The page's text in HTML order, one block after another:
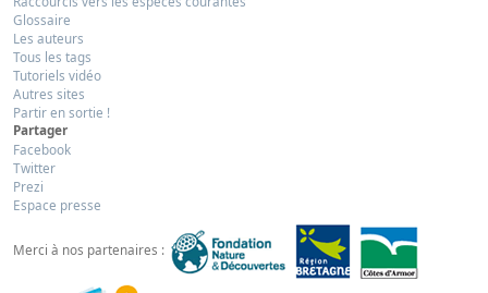
Glossaire
Les auteurs
Tous les tags
Tutoriels vidéo
Autres sites
Partir en sortie !
Partager
Facebook
Twitter
Prezi
Espace presse
Merci à nos partenaires :